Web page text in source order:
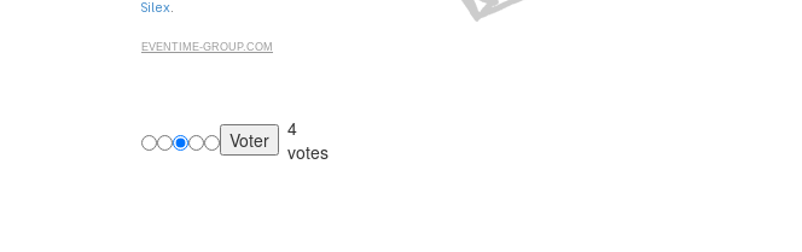
Silex.
EVENTIME-GROUP.COM
4
votes